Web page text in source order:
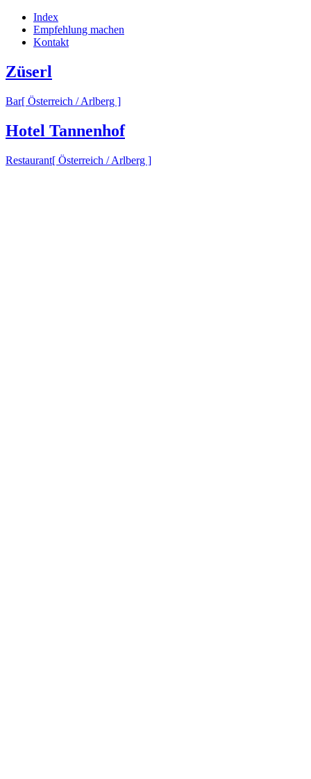
Index
Empfehlung machen
Kontakt
Züserl
Bar[ Österreich / Arlberg ]
Hotel Tannenhof
Restaurant[ Österreich / Arlberg ]